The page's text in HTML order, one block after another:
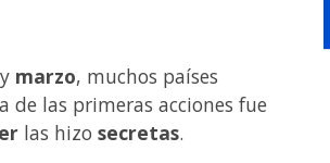
y marzo, muchos países
las primeras acciones fue
las hizo secretas.